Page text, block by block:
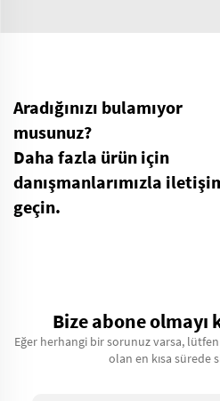
Aradığınızı bulamıyor
musunuz?
Daha fazla ürün için
danışmanlarımızla
geçin.
Bize abone
Eğer herhangi bir sorunuz varsa,
olan en kısa sürede